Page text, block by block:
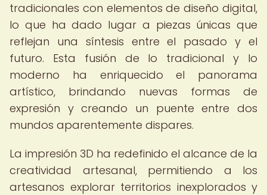
tradicionales con elementos de diseño digital,
lo que ha dado lugar a piezas únicas que
reflejan una síntesis entre el pasado y el
futuro. Esta fusión de lo tradicional y lo
moderno ha enriquecido el panorama
artístico, brindando nuevas formas de
expresión y creando un puente entre dos
mundos aparentemente dispares.
La impresión 3D ha redefinido el alcance de la
creatividad artesanal, permitiendo a los
artesanos explorar territorios inexplorados y